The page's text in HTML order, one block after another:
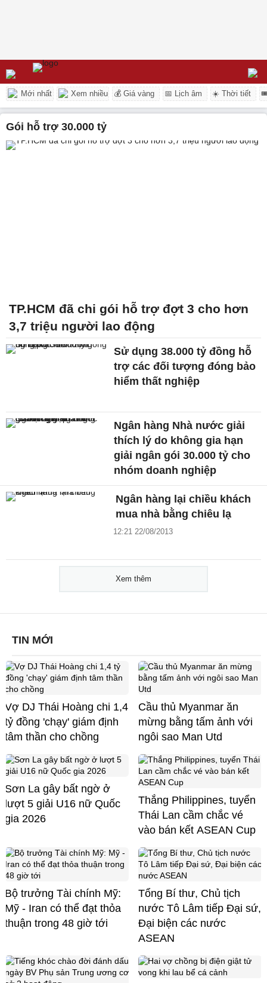
Mới nhất Xem nhiều 💰 Giá vàng 📅 Lịch âm ☀️ Thời tiết
gói hỗ trợ 30.000 tỷ
TP.HCM đã chi gói hỗ trợ đợt 3 cho hơn
3,7 triệu người lao động
Sử dụng 38.000 tỷ đồng hỗ
trợ các đối tượng đóng bảo
hiểm thất nghiệp
Ngân hàng Nhà nước giải
thích lý do không gia hạn
giải ngân gói 30.000 tỷ cho
nhóm doanh nghiệp
Ngân hàng lại chiều khách
mua nhà bằng chiêu lạ
12:21 22/08/2013
Xem thêm
TIN MỚI
Vợ DJ Thái Hoàng chi 1,4
tỷ đồng 'chạy' giám định
tâm thần cho chồng
Cầu thủ Myanmar ăn
mừng bằng tấm ảnh với
ngôi sao Man Utd
Sơn La gây bất ngờ ở
lượt 5 giải U16 nữ Quốc
gia 2026
Thắng Philippines, tuyển
Thái Lan cầm chắc vé
vào bán kết ASEAN Cup
Bộ trưởng Tài chính Mỹ:
Mỹ - Iran có thể đạt thỏa
thuận trong 48 giờ tới
Tổng Bí thư, Chủ tịch
nước Tô Lâm tiếp Đại sứ,
Đại biện các nước
ASEAN